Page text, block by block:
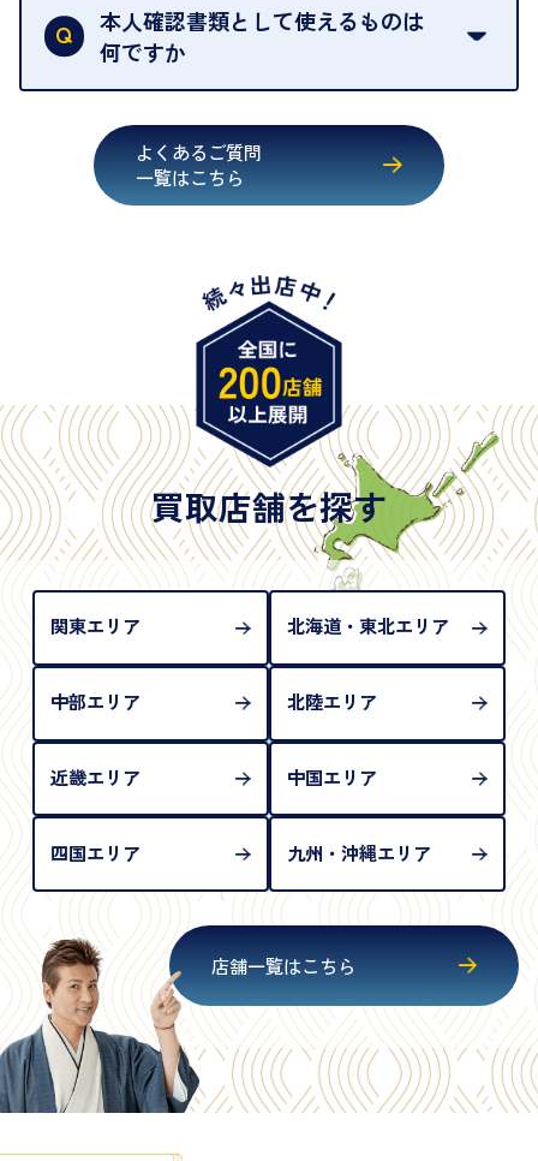
行うことが義務付けられています。安心してお取引
いただくためにも、ご協力をお願いいたします。
本人確認書類として使えるものは
何ですか
・健康保険証確認書
・マイナンバーカード
・在留カード
・旧パスポート
※原則として「公的機関が発行し、氏名、住所、生
年月日が記載されているもの
※日本国政府発行のもの
※2020年2月4日以降に申請された新型パスポートに
は「所持人記入欄（住所記載欄）」が存在しないた
め、単体では古物営業法上の本人確認書類として認
められない（住所確認ができないため）。補助書類
が必要となります
よくあるご質問
一覧はこちら
買取店舗を探す
関東エリア 北海道・東北エリア
中部エリア 北陸エリア
近畿エリア 中国エリア
四国エリア 九州・沖縄エリア
店舗一覧はこちら